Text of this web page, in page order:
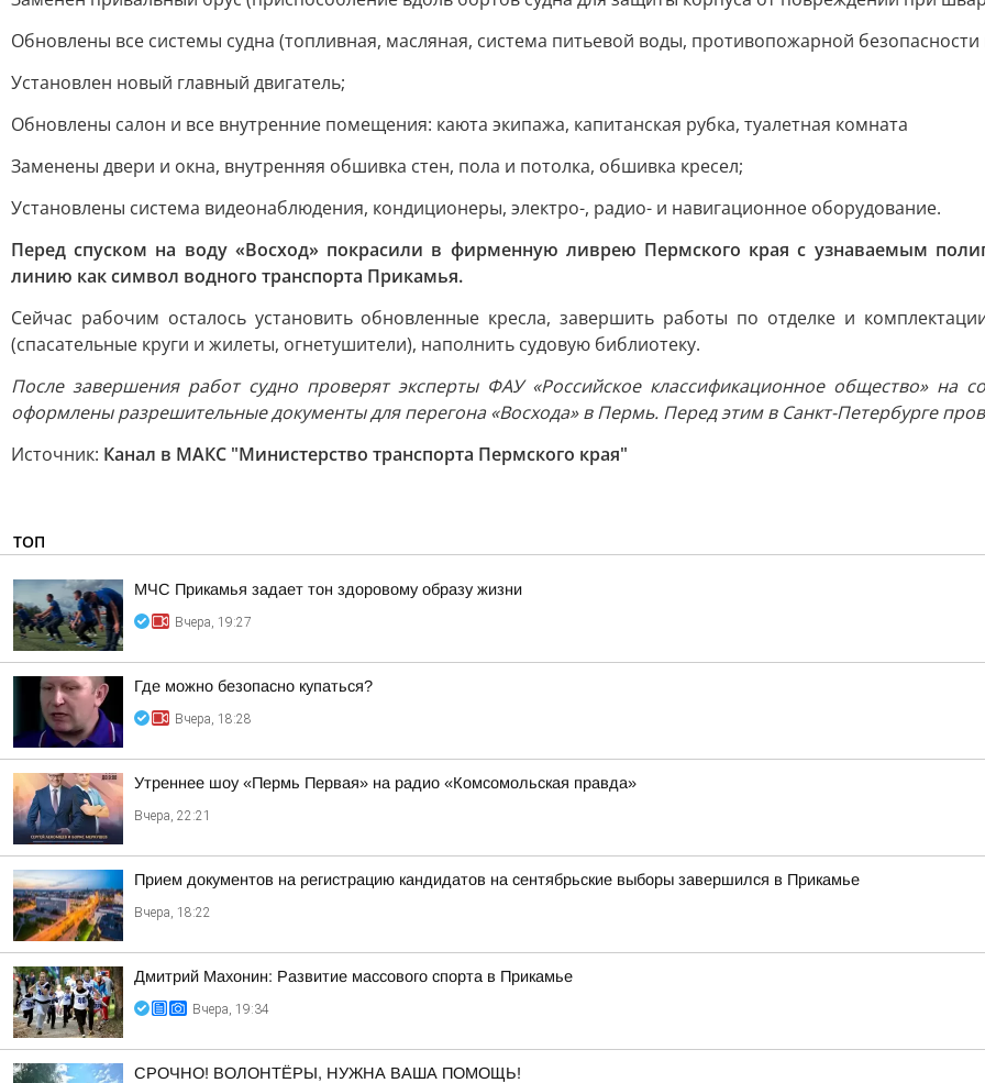
Обновлены все системы судна (топливная, масляная, система питьевой воды, противопожарной безопасности
Установлен новый главный двигатель;
Обновлены салон и все внутренние помещения: каюта экипажа, капитанская рубка, туалетная комната
Заменены двери и окна, внутренняя обшивка стен, пола и потолка, обшивка кресел;
Установлены система видеонаблюдения, кондиционеры, электро-, радио- и навигационное оборудование.
Перед спуском на воду «Восход» покрасили в фирменную ливрею Пермского края с узнаваемым
линию как символ водного транспорта Прикамья.
Сейчас рабочим осталось установить обновленные кресла, завершить работы по отделке и
(спасательные круги и жилеты, огнетушители), наполнить судовую библиотеку.
После завершения работ судно проверят эксперты ФАУ «Российское классификационное общество» на
оформлены разрешительные документы для перегона «Восхода» в Пермь. Перед этим в Санкт-Петербурге
Источник: Канал в МАКС "Министерство транспорта Пермского края"
ТОП
МЧС Прикамья задает тон здоровому образу жизни
Вчера, 19:27
Где можно безопасно купаться?
Вчера, 18:28
Утреннее шоу «Пермь Первая» на радио «Комсомольская правда»
Вчера, 22:21
Прием документов на регистрацию кандидатов на сентябрьские выборы завершился в Прикамье
Вчера, 18:22
Дмитрий Махонин: Развитие массового спорта в Прикамье
Вчера, 19:34
СРОЧНО! ВОЛОНТЁРЫ, НУЖНА ВАША ПОМОЩЬ!